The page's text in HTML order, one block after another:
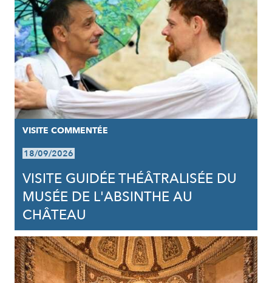
VISITE COMMENTÉE
18/09/2026
VISITE GUIDÉE THÉÂTRALISÉE DU
MUSÉE DE L'ABSINTHE AU
CHÂTEAU